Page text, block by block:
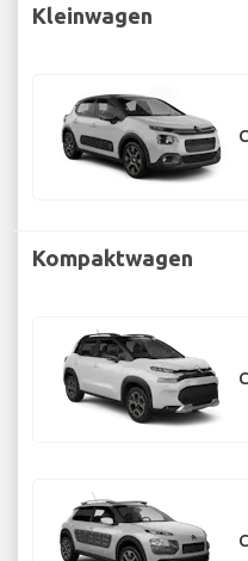
Kleinwagen
Kompaktwagen